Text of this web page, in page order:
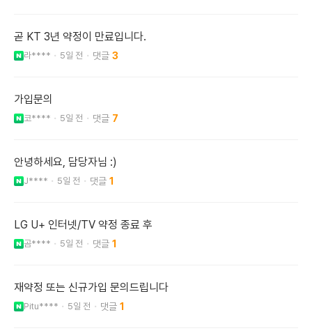
곧 KT 3년 약정이 만료입니다.
라**** 5일 전 3
가입문의
코**** 5일 전 7
안녕하세요, 담당자님 :)
J**** 5일 전 1
LG U+ 인터넷/TV 약정 종료 후
곰**** 5일 전 1
재약정 또는 신규가입 문의드립니다
Pitu**** 5일 전 1